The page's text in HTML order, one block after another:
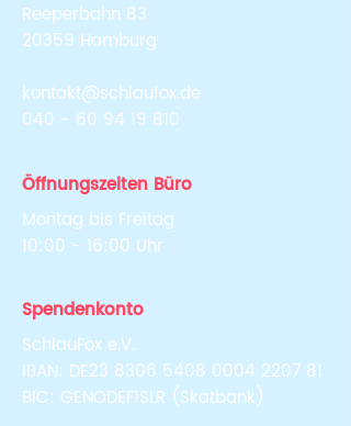
Reeperbahn 83
20359 Hamburg
kontakt@schlaufox.de
040 - 60 94 19 810
Öffnungszeiten Büro
Montag bis Freitag
10:00 - 16:00 Uhr
Spendenkonto
SchlauFox e.V.
IBAN: DE23 8306 5408 0004 2207 81
BIC: GENODEF1SLR (Skatbank)